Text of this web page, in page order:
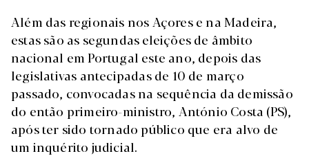
Além das regionais nos Açores e na Madeira,
estas são as segundas eleições de âmbito
nacional em Portugal este ano, depois das
legislativas antecipadas de 10 de março
passado, convocadas na sequência da demissão
do então primeiro-ministro, António Costa (PS),
após ter sido tornado público que era alvo de
um inquérito judicial.